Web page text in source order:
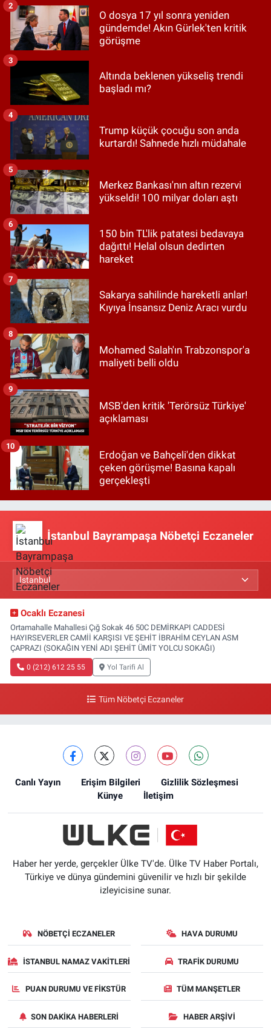
O dosya 17 yıl sonra yeniden
gündemde! Akın Gürlek'ten kritik
görüşme
2
Altında beklenen yükseliş trendi
başladı mı?
3
Trump küçük çocuğu son anda
kurtardı! Sahnede hızlı müdahale
4
Merkez Bankası'nın altın rezervi
yükseldi! 100 milyar doları aştı
5
150 bin TL'lik patatesi bedavaya
dağıttı! Helal olsun dedirten
hareket
6
Sakarya sahilinde hareketli anlar!
Kıyıya İnsansız Deniz Aracı vurdu
7
Mohamed Salah'ın Trabzonspor'a
maliyeti belli oldu
8
MSB'den kritik 'Terörsüz Türkiye'
açıklaması
9
Erdoğan ve Bahçeli'den dikkat
çeken görüşme! Basına kapalı
gerçekleşti
10
İstanbul Bayrampaşa Nöbetçi Eczaneler
Ocaklı Eczanesi
Ortamahalle Mahallesi Çığ Sokak 46 50C DEMİRKAPI CADDESİ
HAYIRSEVERLER CAMİİ KARŞISI VE ŞEHİT İBRAHİM CEYLAN ASM
ÇAPRAZI (SOKAĞIN YENİ ADI ŞEHİT ÜMİT YOLCU SOKAĞI)
0 (212) 612 25 55 Yol Tarifi Al
Tüm Nöbetçi Eczaneler
Canlı Yayın Erişim Bilgileri
Gizlilik Sözleşmesi
Künye
İletişim
Haber her yerde, gerçekler Ülke TV'de. Ülke TV Haber Portalı,
Türkiye ve dünya gündemini güvenilir ve hızlı bir şekilde
izleyicisine sunar.
NÖBETÇI ECZANELER HAVA DURUMU
İSTANBUL NAMAZ VAKITLERI TRAFIK DURUMU
PUAN DURUMU VE FIKSTÜR TÜM MANŞETLER
SON DAKIKA HABERLERI HABER ARŞIVI